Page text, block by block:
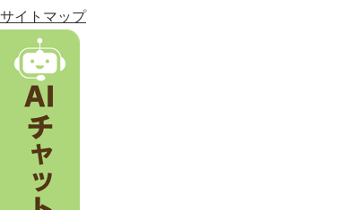
サイトマップ